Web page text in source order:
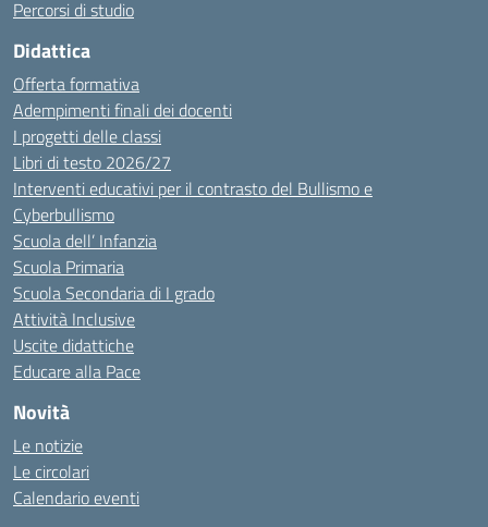
Percorsi di studio
Didattica
Offerta formativa
Adempimenti finali dei docenti
I progetti delle classi
Libri di testo 2026/27
Interventi educativi per il contrasto del Bullismo e
Cyberbullismo
Scuola dell’ Infanzia
Scuola Primaria
Scuola Secondaria di I grado
Attività Inclusive
Uscite didattiche
Educare alla Pace
Novità
Le notizie
Le circolari
Calendario eventi